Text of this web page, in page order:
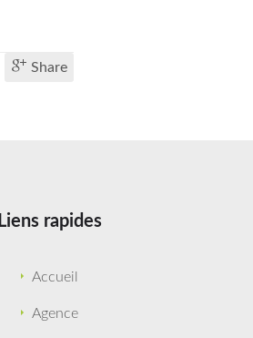
Share
Liens rapides
Accueil
Agence